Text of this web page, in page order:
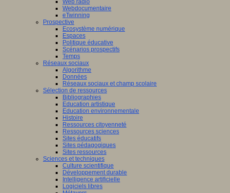
Web radio
Webdocumentaire
eTwinning
Prospective
Ecosystème numérique
Espaces
Politique éducative
Scénarios prospectifs
Temps
Réseaux sociaux
Algorithme
Données
Réseaux sociaux et champ scolaire
Sélection de ressources
Bibliographies
Education artistique
Education environnementale
Histoire
Ressources citoyenneté
Ressources sciences
Sites éducatifs
Sites pédagogiques
Sites ressources
Sciences et techniques
Culture scientifique
Développement durable
Intelligence artificielle
Logiciels libres